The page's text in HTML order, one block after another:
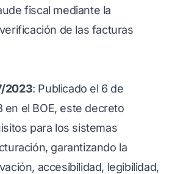
fiscal mediante la
de las facturas
2023: Publicado el 6 de
en el BOE, este decreto
para los sistemas
garantizando la
accesibilidad, legibilidad,